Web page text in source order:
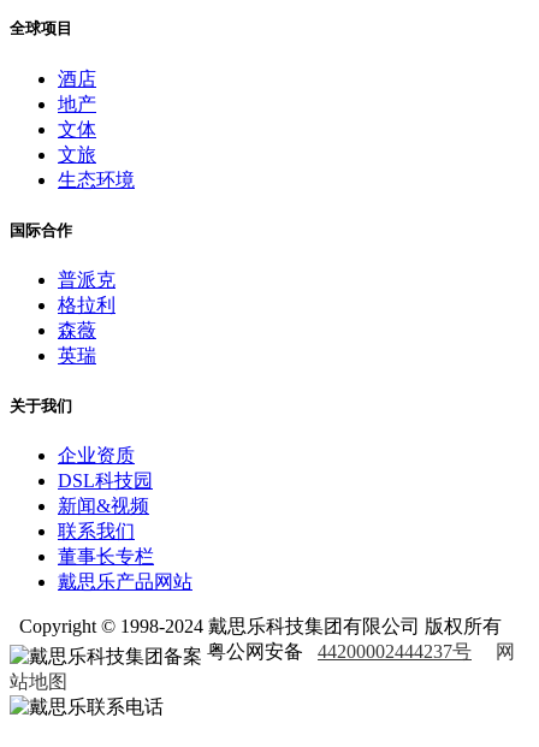
全球项目
酒店
地产
文体
文旅
生态环境
国际合作
普派克
格拉利
森薇
英瑞
关于我们
企业资质
DSL科技园
新闻&视频
联系我们
董事长专栏
戴思乐产品网站
Copyright © 1998-2024 戴思乐科技集团有限公司 版权所有
粤公网安备 44200002444237号
网
站地图